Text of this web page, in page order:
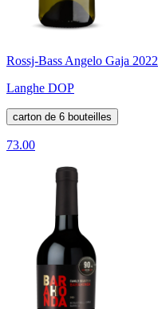
Rossj-Bass Angelo Gaja 2022
Langhe DOP
carton de 6 bouteilles
73.00